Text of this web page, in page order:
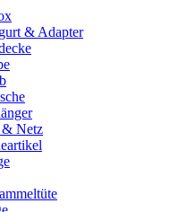
& Adapter
& Netz